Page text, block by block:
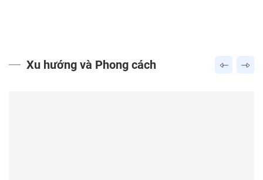
Xu hướng và Phong cách